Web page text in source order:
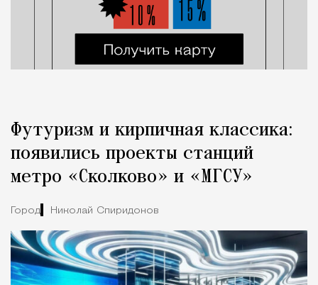
Футуризм и кирпичная классика:
появились проекты станций
метро «Сколково» и «МГСУ»
Город Николай Спиридонов